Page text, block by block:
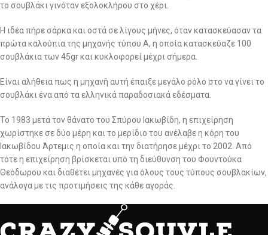
το σουβλάκι γινόταν εξολοκλήρου στο χέρι.
Η ιδέα πήρε σάρκα και οστά σε λίγους μήνες, όταν κατασκεύασαν τα
πρώτα καλούπια της μηχανής τύπου Α, η οποία κατασκεύαζε 100
σουβλάκια των 45gr και κυκλοφορεί μέχρι σήμερα.
Είναι αλήθεια πως η μηχανή αυτή έπαιξε μεγάλο ρόλο στο να γίνει το
σουβλάκι ένα από τα ελληνικά παραδοσιακά εδέσματα.
Το 1983 μετά τον θάνατο του Σπύρου Ιακωβίδη, η επιχείρηση
χωρίστηκε σε δύο μέρη και το μερίδιο του ανέλαβε η κόρη του
Ιακωβίδου Άρτεμις η οποία και την διατήρησε μέχρι το 2002. Από
τότε η επιχείρηση βρίσκεται υπό τη διεύθυνση του Φουντούκα
Θεόδωρου και διαθέτει μηχανές για όλους τους τύπους σουβλακίων,
ανάλογα με τις προτιμήσεις της κάθε αγοράς.